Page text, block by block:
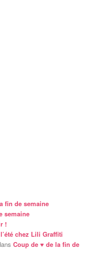
fin de semaine
semaine
!
chez Lili Graffiti
Coup de ♥ de la fin de